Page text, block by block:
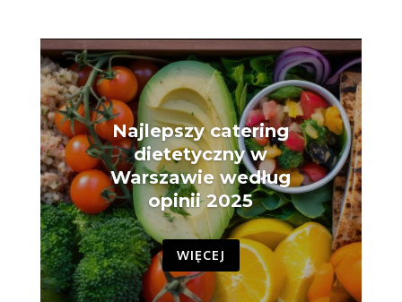
Najlepszy catering
dietetyczny w
Warszawie według
opinii 2025
WIĘCEJ